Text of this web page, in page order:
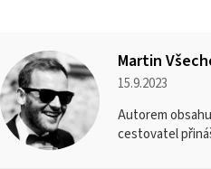
Martin
15.9.2023
Autorem
cestovatel